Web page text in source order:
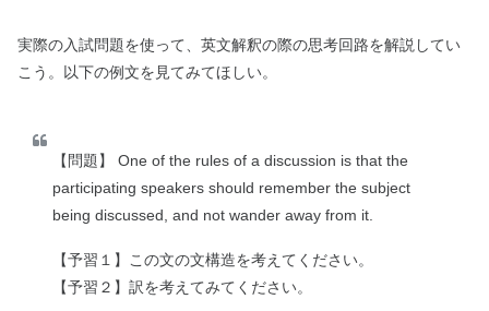
実際の入試問題を使って、英文解釈の際の思考回路を解説してい
こう。以下の例文を見てみてほしい。
【問題】 One of the rules of a discussion is that the
participating speakers should remember the subject
being discussed, and not wander away from it.
【予習１】この文の文構造を考えてください。
【予習２】訳を考えてみてください。